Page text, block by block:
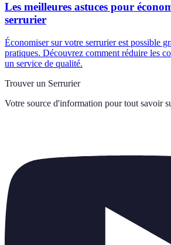
Les meilleures astuces pour
serrurier
Économiser sur votre serrurier est possible
pratiques. Découvrez comment réduire les
un service de qualité.
Trouver un Serrurier
Votre source d'information pour tout savoir